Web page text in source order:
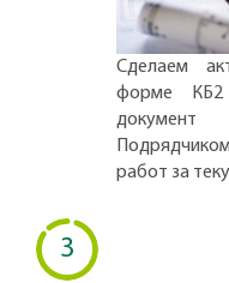
Сделаем
форме
документ
работ за
3